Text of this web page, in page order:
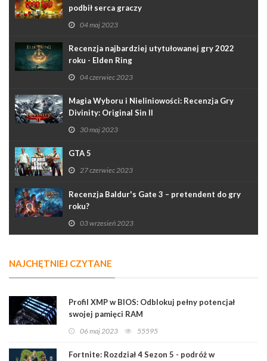
podbił serca graczy
04 maj 2023
Recenzja najbardziej utytułowanej gry 2022
roku - Elden Ring
04 czerwiec 2023
Magia Wyboru i Nieliniowości: Recenzja Gry
Divinity: Original Sin II
30 maj 2023
GTA 5
27 czerwiec 2023
Recenzja Baldur's Gate 3 – pretendent do gry
roku?
03 wrzesień 2023
NAJCHĘTNIEJ CZYTANE
Profil XMP w BIOS: Odblokuj pełny potencjał
swojej pamięci RAM
06 maj 2023 55595
Fortnite: Rozdział 4 Sezon 5 - podróż w